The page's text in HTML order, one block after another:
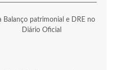
Balanço patrimonial e DRE no
Diário Oficial